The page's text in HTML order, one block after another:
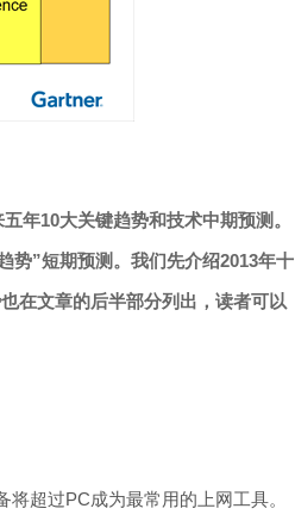
年10大关键趋势和技术中期预测。
势”短期预测。我们先介绍2013年十
在文章的后半部分列出，读者可以
超过PC成为最常用的上网工具。